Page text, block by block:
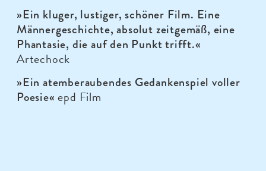
»Ein kluger, lustiger, schöner Film. Eine
Männer­ge­schichte, absolut zeitgemäß, eine
Phantasie, die auf den Punkt trifft.«
Artechock
»Ein atemberaubendes Gedankenspiel voller
Poesie« epd Film